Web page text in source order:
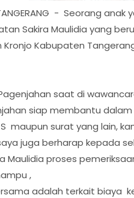
- Seorang
Sakira Maulidia yang
Kabupaten
saat di
siap membantu
maupun surat yang lain,
juga berharap kepada
Maulidia proses
,
adalah terkait biaya